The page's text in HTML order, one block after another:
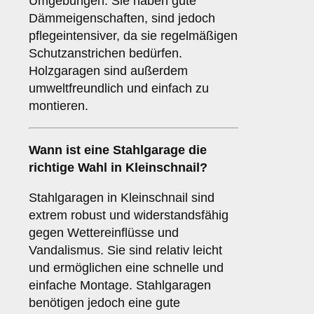
Dämmeigenschaften, sind jedoch
pflegeintensiver, da sie regelmäßigen
Schutzanstrichen bedürfen.
Holzgaragen sind außerdem
umweltfreundlich und einfach zu
montieren.
Wann ist eine Stahlgarage die
richtige Wahl in Kleinschnail?
Stahlgaragen in Kleinschnail sind
extrem robust und widerstandsfähig
gegen Wettereinflüsse und
Vandalismus. Sie sind relativ leicht
und ermöglichen eine schnelle und
einfache Montage. Stahlgaragen
benötigen jedoch eine gute